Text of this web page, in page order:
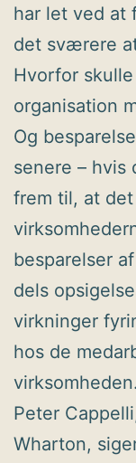
har let ved at
det sværere
Hvorfor
organisation
Og
senere – hvis
frem til, at
besparelser
dels
virkninger
hos de
virksomheden.
Peter
Wharton,